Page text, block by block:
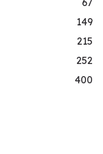
67
149
215
252
400